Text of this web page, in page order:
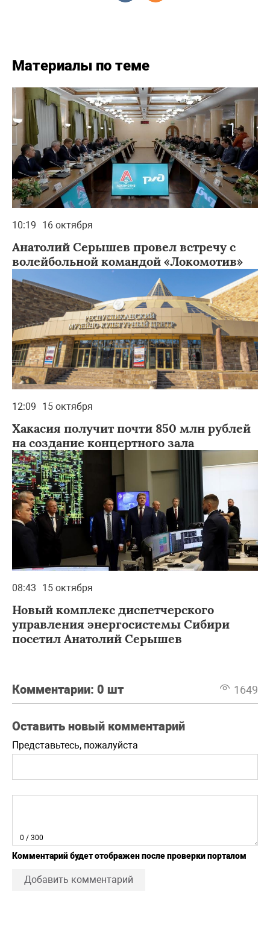
Материалы по теме
10:19 16 октября
Анатолий Серышев провел встречу с
волейбольной командой «Локомотив»
12:09 15 октября
Хакасия получит почти 850 млн рублей
на создание концертного зала
08:43 15 октября
Новый комплекс диспетчерского
управления энергосистемы Сибири
посетил Анатолий Серышев
Комментарии: 0 шт 1649
Оставить новый комментарий
Представьтесь, пожалуйста
0 / 300
Комментарий будет отображен после проверки порталом
Добавить комментарий